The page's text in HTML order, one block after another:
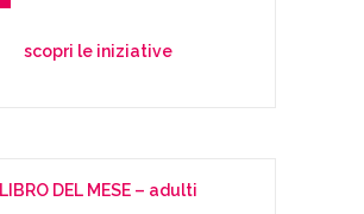
scopri le iniziative
LIBRO DEL MESE – adulti